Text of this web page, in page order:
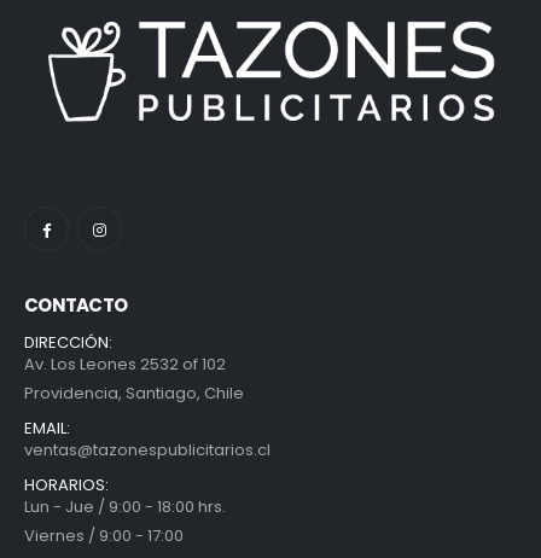
CONTACTO
DIRECCIÓN:
Av. Los Leones 2532 of 102
Providencia, Santiago, Chile
EMAIL:
ventas@tazonespublicitarios.cl
HORARIOS:
Lun - Jue / 9:00 - 18:00 hrs.
Viernes / 9:00 - 17:00